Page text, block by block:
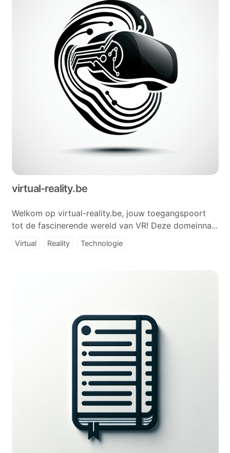
virtual-reality.be
Welkom op virtual-reality.be, jouw toegangspoort
tot de fascinerende wereld van VR! Deze domeinna...
Virtual Reality Technologie